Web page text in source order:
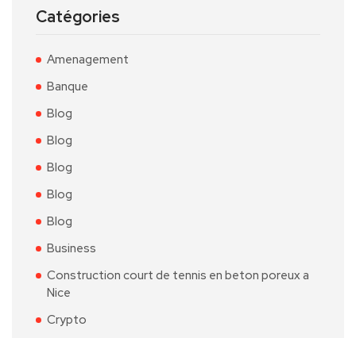
Catégories
Amenagement
Banque
Blog
Blog
Blog
Blog
Blog
Business
Construction court de tennis en beton poreux a
Nice
Crypto